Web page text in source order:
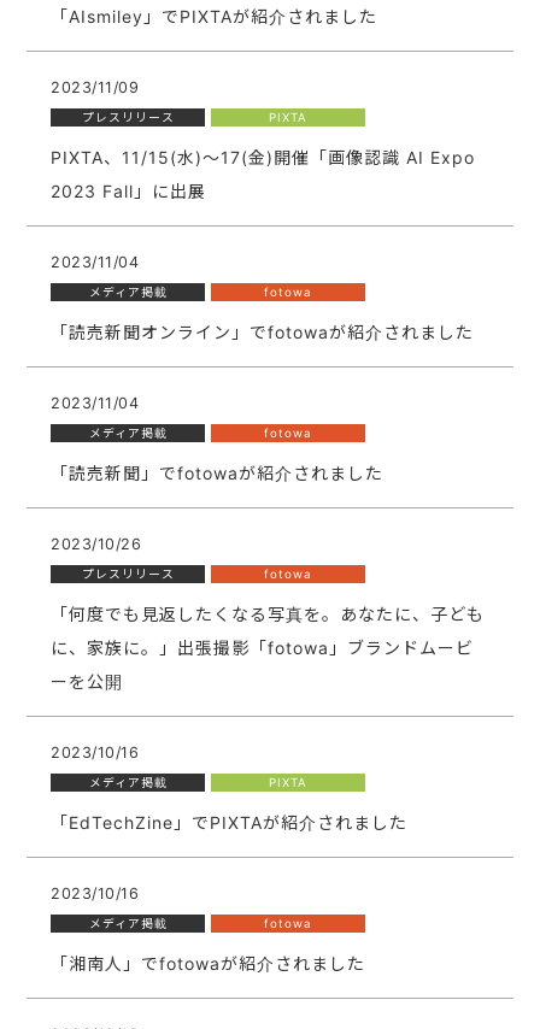
「AIsmiley」でPIXTAが紹介されました
2023/11/09
プレスリリース PIXTA
PIXTA、11/15(水)〜17(金)開催「画像認識 AI Expo
2023 Fall」に出展
2023/11/04
メディア掲載 fotowa
「読売新聞オンライン」でfotowaが紹介されました
2023/11/04
メディア掲載 fotowa
「読売新聞」でfotowaが紹介されました
2023/10/26
プレスリリース fotowa
「何度でも見返したくなる写真を。あなたに、子ども
に、家族に。」出張撮影「fotowa」ブランドムービ
ーを公開
2023/10/16
メディア掲載 PIXTA
「EdTechZine」でPIXTAが紹介されました
2023/10/16
メディア掲載 fotowa
「湘南人」でfotowaが紹介されました